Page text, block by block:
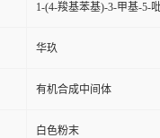
1-(4-羧基苯基)-3-甲基-5-
华玖
有机合成中间体
白色粉末